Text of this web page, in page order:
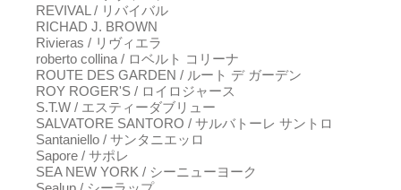
REVIVAL / リバイバル
RICHAD J. BROWN
Rivieras / リヴィエラ
roberto collina / ロベルト コリーナ
ROUTE DES GARDEN / ルート デ ガーデン
ROY ROGER'S / ロイロジャース
S.T.W / エスティーダブリュー
SALVATORE SANTORO / サルバトーレ サントロ
Santaniello / サンタニエッロ
Sapore / サポレ
SEA NEW YORK / シーニューヨーク